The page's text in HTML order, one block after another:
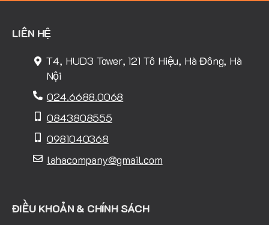
LIÊN HỆ
T4, HUD3 Tower, 121 Tô Hiệu, Hà Đông, Hà
Nội
024.6688.0068
0843808555
0981040368
lahacompany@gmail.com
ĐIỀU KHOẢN & CHÍNH SÁCH